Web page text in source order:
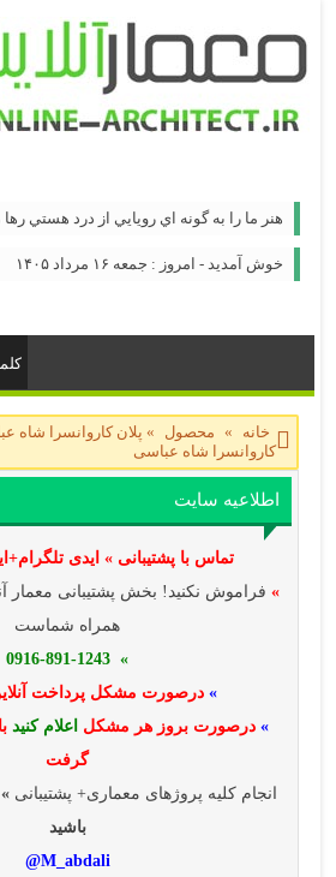
هنر ما را به گونه اي رويايي از درد هستي
خوش آمدید - امروز : جمعه ۱۶ مرداد ۱۴۰۵
خانه » محصول » پلان کاروانسرا شاه
کاروانسرا شاه عباسی
اطلاعیه سایت
تماس با پشتیبانی » ایدی
» فراموش نکنید! بخش پشتیبانی معمار
همراه شماست
» 0916-891-1243
» درصورت مشکل پرداخت
» درصورت بروز هر مشکل اعلام کنید
گرفت
انجام کلیه پروژهای معماری+ پشتیبانی
باشید
M_abdali@